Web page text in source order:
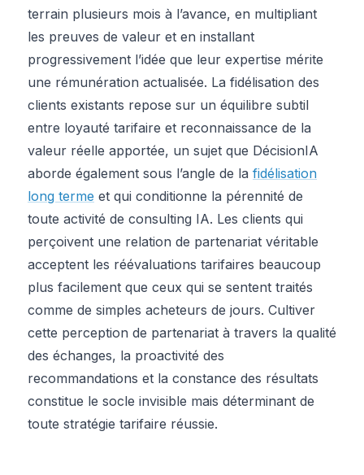
terrain plusieurs mois à l’avance, en multipliant
les preuves de valeur et en installant
progressivement l’idée que leur expertise mérite
une rémunération actualisée. La fidélisation des
clients existants repose sur un équilibre subtil
entre loyauté tarifaire et reconnaissance de la
valeur réelle apportée, un sujet que DécisionIA
aborde également sous l’angle de la fidélisation
long terme et qui conditionne la pérennité de
toute activité de consulting IA. Les clients qui
perçoivent une relation de partenariat véritable
acceptent les réévaluations tarifaires beaucoup
plus facilement que ceux qui se sentent traités
comme de simples acheteurs de jours. Cultiver
cette perception de partenariat à travers la qualité
des échanges, la proactivité des
recommandations et la constance des résultats
constitue le socle invisible mais déterminant de
toute stratégie tarifaire réussie.